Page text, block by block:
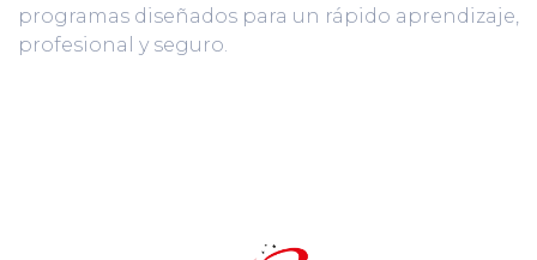
programas diseñados para un rápido aprendizaje,
profesional y seguro.